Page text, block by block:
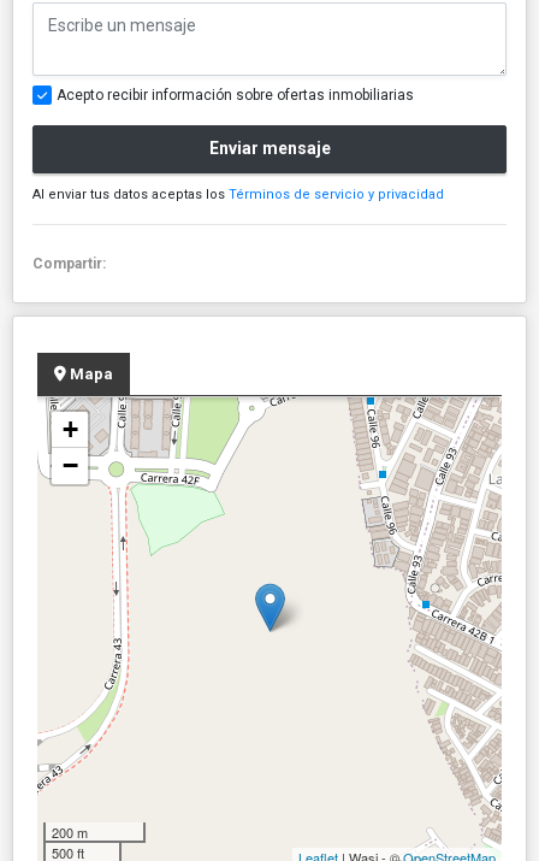
Acepto recibir información sobre ofertas inmobiliarias
Enviar mensaje
Al enviar tus datos aceptas los Términos de servicio y privacidad
Compartir:
Mapa
+
−
200 m
500 ft
Leaflet | Wasi - ©OpenStreetMap